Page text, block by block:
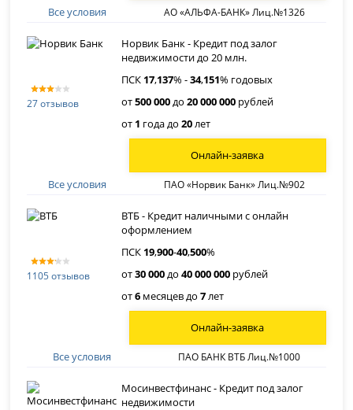
Все условия АО «АЛЬФА-БАНК» Лиц.№1326
27 отзывов
Норвик Банк - Кредит под залог
недвижимости до 20 млн.
ПСК 17,137% -34,151% годовых
от500 000до20 000 000 рублей
от 1 года до20лет
Все условия ПАО «Норвик Банк» Лиц.№902
Онлайн-заявка
1105 отзывов
ВТБ - Кредит наличными с онлайн
оформлением
ПСК 19,900-40,500%
от30 000до40 000 000 рублей
от6 месяцев до7лет
Все условия ПАО БАНК ВТБ Лиц.№1000
Онлайн-заявка
Мосинвестфинанс - Кредит под залог
недвижимости